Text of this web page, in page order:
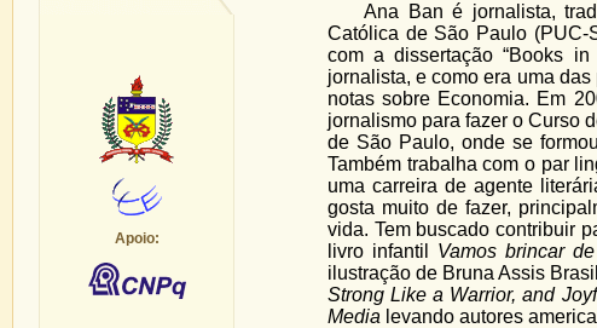
Ana Ban é jornalista,
Católica de São Paulo (PUC-
com a dissertação “Books
jornalista, e como era uma
notas sobre Economia. Em
jornalismo para fazer o Curso
de São Paulo, onde se
Também trabalha com o par
uma carreira de agente
gosta muito de fazer,
vida. Tem buscado contribuir
livro infantil Vamos brincar
ilustração de Bruna Assis
Strong Like a Warrior, and
Media levando autores
Apoio: